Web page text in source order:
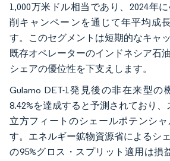
1,000万米ドル相当であり、2024年
削キャンペーンを通じて年平均成
す。このセグメントは短期的なキャ
既存オペレーターのインドネシア石
シェアの優位性を下支えします。
Gulamo DET-1発見後の非在来型
8.42%を達成すると予測されており
立方フィートのシェールポテンシ
す。エネルギー鉱物資源省によるシ
の95%グロス・スプリット適用は損